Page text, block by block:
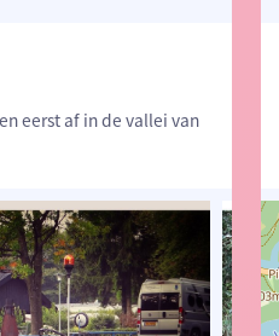
eerst af in de vallei van